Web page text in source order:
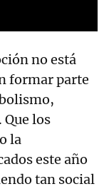
no está
formar parte
los
o la
este año
tan social